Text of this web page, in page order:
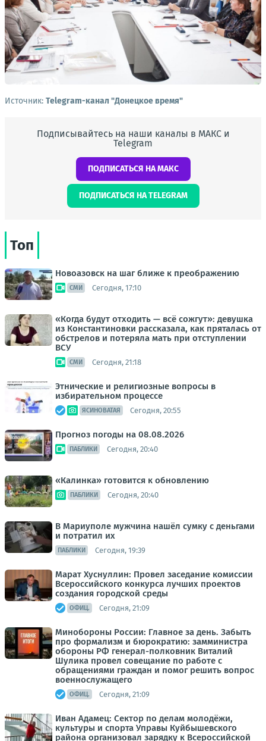
Источник: Telegram-канал "Донецкое время"
Подписывайтесь на наши каналы в МАКС и
Telegram
ПОДПИСАТЬСЯ НА МАКС
ПОДПИСАТЬСЯ НА TELEGRAM
Топ
Новоазовск на шаг ближе к преображению
СМИ Сегодня, 17:10
«Когда будут отходить — всё сожгут»: девушка
из Константиновки рассказала, как пряталась от
обстрелов и потеряла мать при отступлении
ВСУ
СМИ Сегодня, 21:18
Этнические и религиозные вопросы в
избирательном процессе
ЯСИНОВАТАЯ Сегодня, 20:55
Прогноз погоды на 08.08.2026
ПАБЛИКИ Сегодня, 20:40
«Калинка» готовится к обновлению
ПАБЛИКИ Сегодня, 20:40
В Мариуполе мужчина нашёл сумку с деньгами
и потратил их
ПАБЛИКИ Сегодня, 19:39
Марат Хуснуллин: Провел заседание комиссии
Всероссийского конкурса лучших проектов
создания городской среды
ОФИЦ. Сегодня, 21:09
Минобороны России: Главное за день. Забыть
про формализм и бюрократию: замминистра
обороны РФ генерал-полковник Виталий
Шулика провел совещание по работе с
обращениями граждан и помог решить вопрос
военнослужащего
ОФИЦ. Сегодня, 21:09
Иван Адамец: Сектор по делам молодёжи,
культуры и спорта Управы Куйбышевского
района организовал зарядку к Всероссийской